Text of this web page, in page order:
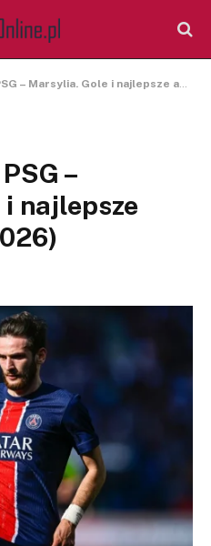
Gole i najlepsze akcje (08.02.2026)
–
najlepsze